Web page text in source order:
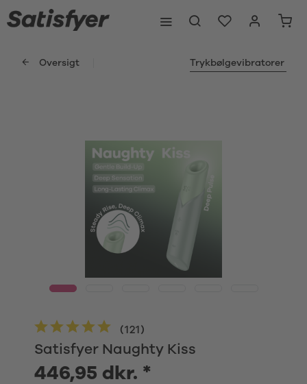
Oversigt Trykbølgevibratorer
Satisfyer Naughty Kiss
(121 )
446,95 dkr. *